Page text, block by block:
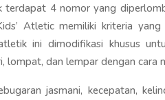
terdapat 4 nomor yang
Atletic memiliki kriteria
ini dimodifikasi khusus
lompat, dan lempar dengan cara
jasmani, kecepatan,